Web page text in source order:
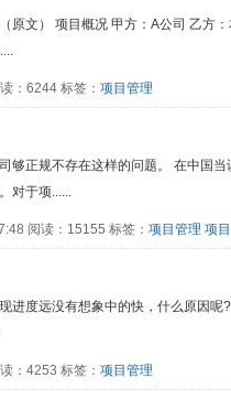
原文） 项目概况 甲方：A公司 乙方
：6244 标签： 项目管理
够正规不存在这样的问题。 在中国
对于项......
阅读：15155 标签： 项目管理 项
进度远没有想象中的快，什么原因呢
：4253 标签： 项目管理